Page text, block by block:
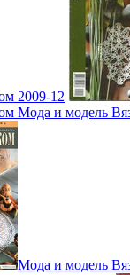
2009-12
Мода и модель
Мода и модель